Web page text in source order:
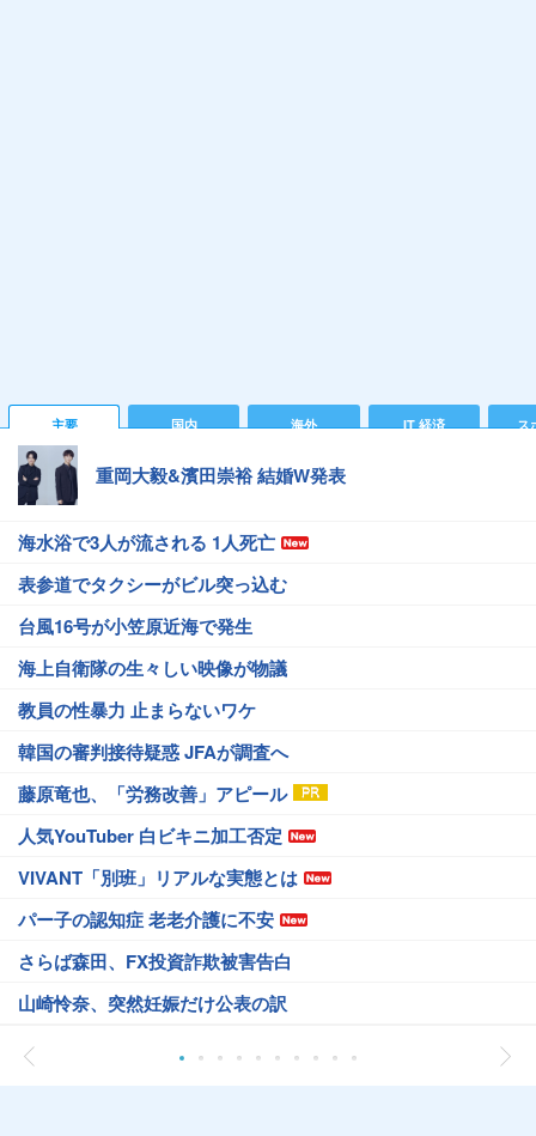
主要 国内 海外 IT 経済 ス
重岡大毅&濱田崇裕 結婚W発表
海水浴で3人が流される 1人死亡
表参道でタクシーがビル突っ込む
台風16号が小笠原近海で発生
海上自衛隊の生々しい映像が物議
教員の性暴力 止まらないワケ
韓国の審判接待疑惑 JFAが調査へ
藤原竜也、「労務改善」アピール
人気YouTuber 白ビキニ加工否定
VIVANT「別班」リアルな実態とは
パー子の認知症 老老介護に不安
さらば森田、FX投資詐欺被害告白
山崎怜奈、突然妊娠だけ公表の訳